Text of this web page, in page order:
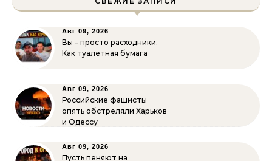
Авг 09, 2026
Вы – просто расходники.
Как туалетная бумага
Авг 09, 2026
Российские фашисты
опять обстреляли Харьков
и Одессу
Авг 09, 2026
Пусть пеняют на